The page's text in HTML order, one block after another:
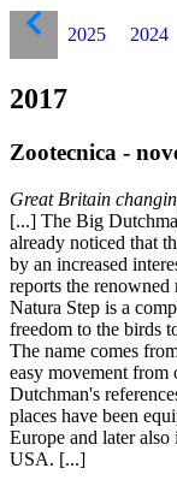
2025 2024
2017
Zootecnica -
Great Britain
[...] The Big
already noticed that
by an increased
reports the
Natura Step is a
freedom to the birds
The name comes
easy movement
Dutchman's
places have been
Europe and later
USA. [...]